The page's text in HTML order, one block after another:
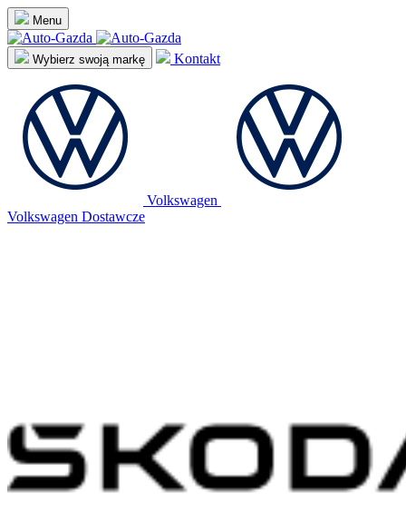
Menu
Wybierz swoją markę Kontakt
Volkswagen
Volkswagen Dostawcze